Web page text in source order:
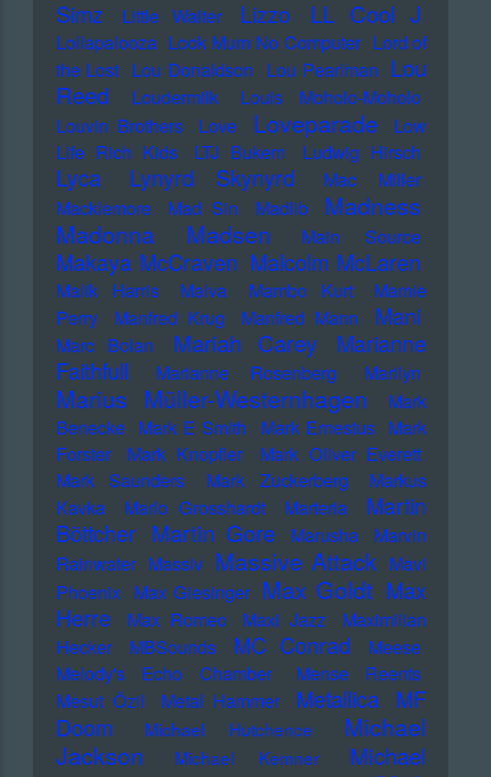
Simz
Little Walter Lizzo LL Cool J
Lollapalooza Look Mum No Computer Lord of
the Lost Lou Donaldson Lou Pearlman Lou
Reed
Loudermilk
Louis Moholo-Moholo
Louvin Brothers
Love Loveparade
Low
Life Rich Kids
LTJ Bukem Ludwig Hirsch
Lyca Lynyrd Skynyrd
Mac Miller
Macklemore
Mad Sin Madlib
Madness
Madonna
Madsen Main Source
Makaya McCraven Malcolm McLaren
Malik Harris Malva Mambo Kurt
Mamie
Perry
Manfred Krug Manfred Mann Mani
Marc Bolan Mariah Carey
Marianne
Faithfull
Marianne Rosenberg Marilyn
Marius Müller-Westernhagen
Mark
Benecke Mark E Smith Mark Ernestus Mark
Forster
Mark Knopfler
Mark Oliver Everett
Mark Saunders
Mark Zuckerberg
Markus
Kavka
Marlo Grosshardt Marteria
Martin
Böttcher Martin Gore Marusha
Marvin
Rainwater Massiv Massive Attack Mavi
Phoenix Max Giesinger Max Goldt Max
Herre
Max Romeo Maxi Jazz
Maximilian
Hecker
MBSounds MC Conrad
Meese
Melody's Echo Chamber
Mense Reents
Mesut Özil
Metal Hammer Metallica MF
Doom
Michael Hutchence
Michael
Jackson
Michael Kemner
Michael